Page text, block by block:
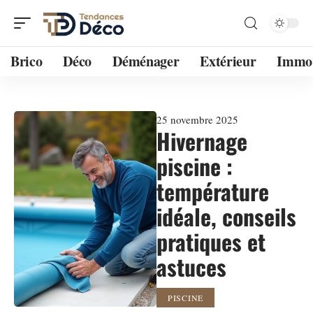
Brico Déco Déménager Extérieur Immo
25 novembre 2025
Hivernage
piscine :
température
idéale, conseils
pratiques et
astuces
PISCINE